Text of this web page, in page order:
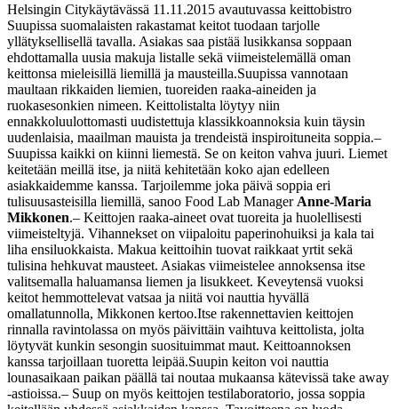
Helsingin Citykäytävässä 11.11.2015 avautuvassa keittobistro
Suupissa suomalaisten rakastamat keitot tuodaan tarjolle
yllätyksellisellä tavalla. Asiakas saa pistää lusikkansa soppaan
ehdottamalla uusia makuja listalle sekä viimeistelemällä oman
keittonsa mieleisillä liemillä ja mausteilla.Suupissa vannotaan
maultaan rikkaiden liemien, tuoreiden raaka-aineiden ja
ruokasesonkien nimeen. Keittolistalta löytyy niin
ennakkoluulottomasti uudistettuja klassikkoannoksia kuin täysin
uudenlaisia, maailman mauista ja trendeistä inspiroituneita soppia.–
Suupissa kaikki on kiinni liemestä. Se on keiton vahva juuri. Liemet
keitetään meillä itse, ja niitä kehitetään koko ajan edelleen
asiakkaidemme kanssa. Tarjoilemme joka päivä soppia eri
tulisuusasteisilla liemillä, sanoo Food Lab Manager Anne-Maria
Mikkonen.– Keittojen raaka-aineet ovat tuoreita ja huolellisesti
viimeisteltyjä. Vihannekset on viipaloitu paperinohuiksi ja kala tai
liha ensiluokkaista. Makua keittoihin tuovat raikkaat yrtit sekä
tulisina hehkuvat mausteet. Asiakas viimeistelee annoksensa itse
valitsemalla haluamansa liemen ja lisukkeet. Keveytensä vuoksi
keitot hemmottelevat vatsaa ja niitä voi nauttia hyvällä
omallatunnolla, Mikkonen kertoo.Itse rakennettavien keittojen
rinnalla ravintolassa on myös päivittäin vaihtuva keittolista, jolta
löytyvät kunkin sesongin suosituimmat maut. Keittoannoksen
kanssa tarjoillaan tuoretta leipää.Suupin keiton voi nauttia
lounasaikaan paikan päällä tai noutaa mukaansa kätevissä take away
-astioissa.– Suup on myös keittojen testilaboratorio, jossa soppia